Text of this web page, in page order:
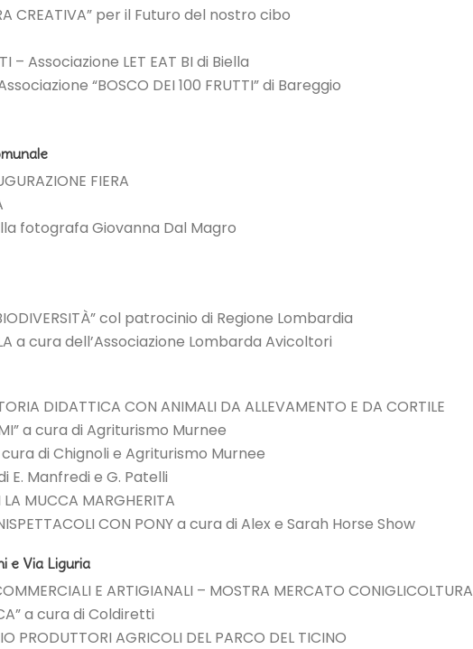
CREATIVA” per il Futuro del nostro cibo
– Associazione LET EAT BI di Biella
“BOSCO DEI 100 FRUTTI” di Bareggio
FIERA
fotografa Giovanna Dal Magro
col patrocinio di Regione Lombardia
a cura dell’Associazione Lombarda Avicoltori
DIDATTICA CON ANIMALI DA ALLEVAMENTO E DA CORTILE
a cura di Agriturismo Murnee
cura di Chignoli e Agriturismo Murnee
E. Manfredi e G. Patelli
MUCCA MARGHERITA
CON PONY a cura di Alex e Sarah Horse Show
e Via Liguria
E ARTIGIANALI – MOSTRA MERCATO CONIGLICOLTURA
a cura di Coldiretti
PRODUTTORI AGRICOLI DEL PARCO DEL TICINO